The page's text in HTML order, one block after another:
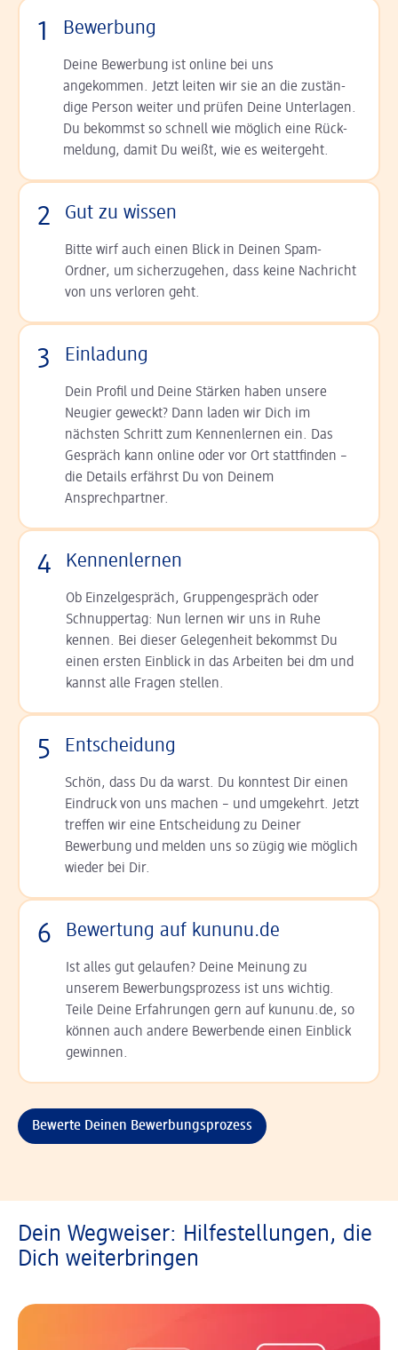
1 Bewerbung
Deine Bewerbung ist online bei uns
angekommen. Jetzt leiten wir sie an die zu­stän­
dige Person weiter und prüfen Deine Unterlagen.
Du bekommst so schnell wie möglich eine Rück­
meldung, damit Du weißt, wie es weitergeht.
2 Gut zu wissen
Bitte wirf auch einen Blick in Deinen Spam-
Ordner, um sicherzugehen, dass keine Nachricht
von uns verloren geht.
3 Einladung
Dein Profil und Deine Stär­ken haben unsere
Neugier geweckt? Dann laden wir Dich im
nächsten Schritt zum Kennen­lernen ein. Das
Gespräch kann online oder vor Ort statt­finden –
die Details er­fährst Du von Deinem
Ansprechpartner.
4 Kennenlernen
Ob Einzelgespräch, Grup­pen­gespräch oder
Schnup­per­tag: Nun lernen wir uns in Ruhe
kennen. Bei dieser Gelegenheit bekommst Du
einen ersten Einblick in das Arbeiten bei dm und
kannst alle Fragen stellen.
5 Entscheidung
Schön, dass Du da warst. Du konntest Dir einen
Ein­druck von uns machen – und umgekehrt. Jetzt
tref­fen wir eine Entscheidung zu Deiner
Bewerbung und melden uns so zügig wie möglich
wieder bei Dir.
6 Bewertung auf kununu.de
Ist alles gut gelaufen? Deine Meinung zu
unserem Bewerbungsprozess ist uns wichtig.
Teile Deine Erfahrungen gern auf kununu.de, so
können auch andere Bewerbende einen Einblick
gewinnen.
Bewerte Deinen Bewerbungsprozess
Dein Wegweiser: Hilfestellungen, die
Dich weiterbringen